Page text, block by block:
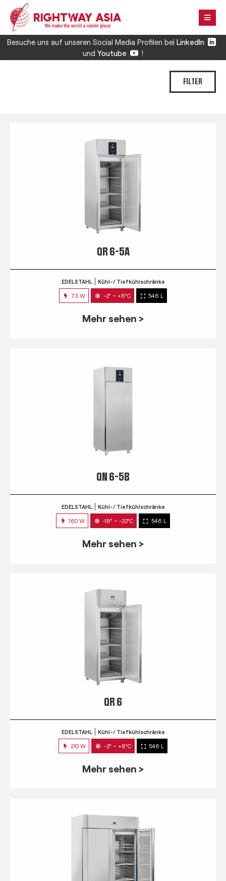
Besuche uns auf unseren Social Media Profilen bei LinkedIn
und Youtube !
FILTER
QR 6-5A
EDELSTAHL Kühl-/ Tiefkühlschränke
73 W -2° ~ +8°C 546 L
Mehr sehen >
QN 6-5B
EDELSTAHL Kühl-/ Tiefkühlschränke
160 W -18° ~ -22°C 546 L
Mehr sehen >
QR 6
EDELSTAHL Kühl-/ Tiefkühlschränke
210 W -2° ~ +8°C 546 L
Mehr sehen >